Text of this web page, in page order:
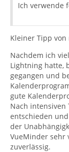
Ich verwende
Kleiner Tipp von
Nachdem ich
Lightning hatte,
gegangen und
gute
Nach intensiven
entschieden
der
VueMinder sehr
zuverlässig.